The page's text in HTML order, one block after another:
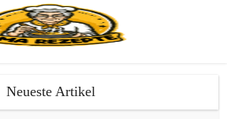
Neueste Artikel